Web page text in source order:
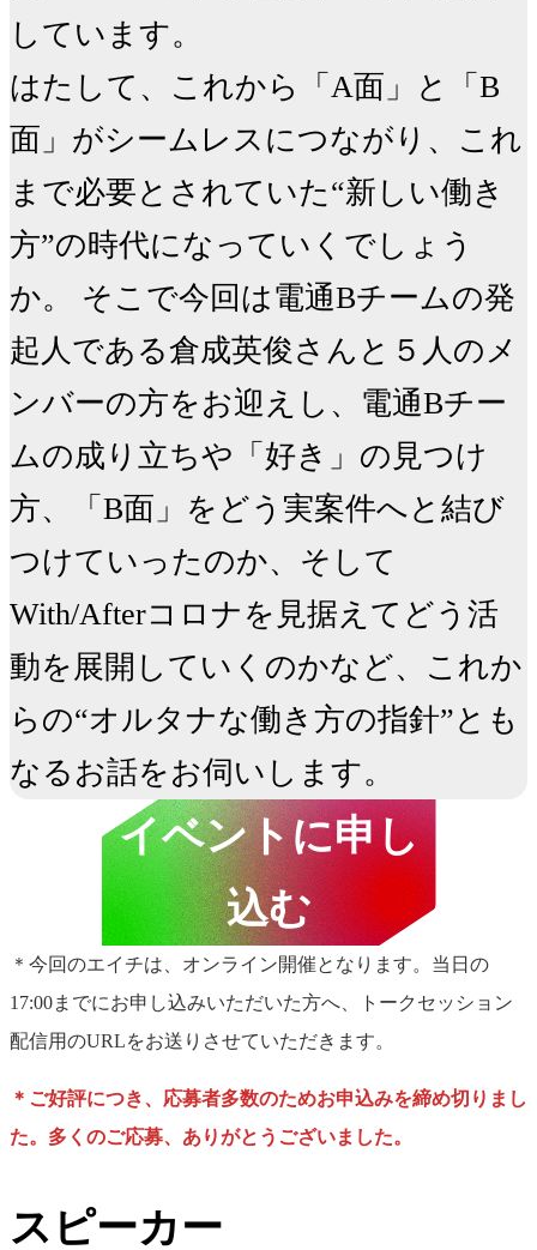
しています。
はたして、これから「A面」と「B
面」がシームレスにつながり、これ
まで必要とされていた“新しい働き
方”の時代になっていくでしょう
か。 そこで今回は電通Bチームの発
起人である倉成英俊さんと５人のメ
ンバーの方をお迎えし、電通Bチー
ムの成り立ちや「好き」の見つけ
方、「B面」をどう実案件へと結び
つけていったのか、そして
With/Afterコロナを見据えてどう活
動を展開していくのかなど、これか
らの“オルタナな働き方の指針”とも
イベントに申し
込む
＊今回のエイチは、オンライン開催となります。当日の
17:00までにお申し込みいただいた方へ、トークセッション
配信用のURLをお送りさせていただきます。
＊ご好評につき、応募者多数のためお申込みを締め切りまし
た。多くのご応募、ありがとうございました。
スピーカー
電通Bチーム 初代リ